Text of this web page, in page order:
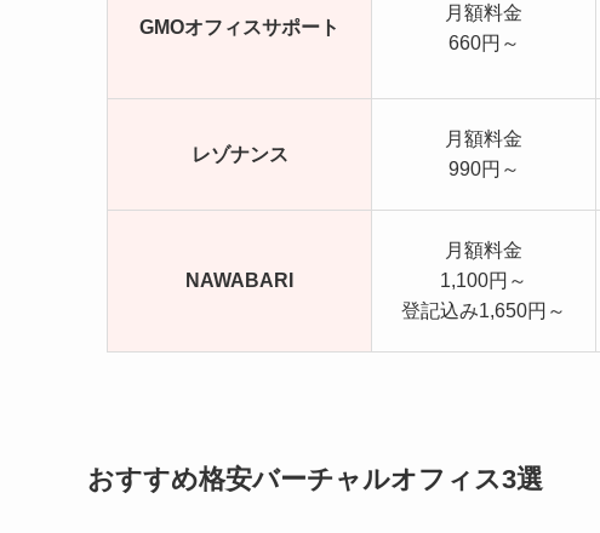
GMOオフィスサポート
月額料金
660円～
レゾナンス
月額料金
990円～
NAWABARI
月額料金
1,100円～
登記込み1,650円～
おすすめ格安バーチャルオフィス3選